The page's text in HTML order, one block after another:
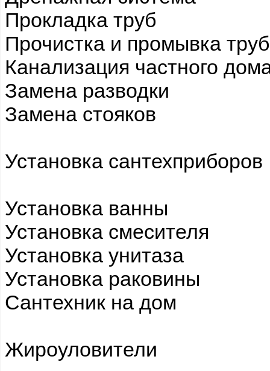
Прокладка труб
Прочистка и промывка труб
Канализация частного
Замена разводки
Замена стояков
Установка сантехприборов
Установка ванны
Установка смесителя
Установка унитаза
Установка раковины
Сантехник на дом
Жироуловители